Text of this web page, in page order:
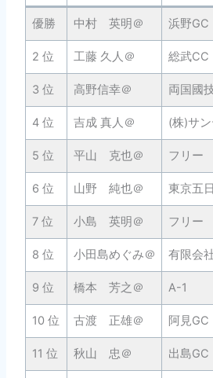
優勝 中村 英明＠ 浜野GC
2 位 工藤 久人＠ 総武CC
3 位 高野信幸＠ 両国國
4 位 吉成 真人＠ (株)サ
5 位 平山 克也＠ フリー
6 位 山野 純也＠ 東京五
7 位 小島 英明＠ フリー
8 位 小田島めぐみ＠ 有限会
9 位 橋本 芳之＠ A-1
10 位 古渡 正雄＠ 阿見GC
11 位 秋山 忠＠ 出島GC